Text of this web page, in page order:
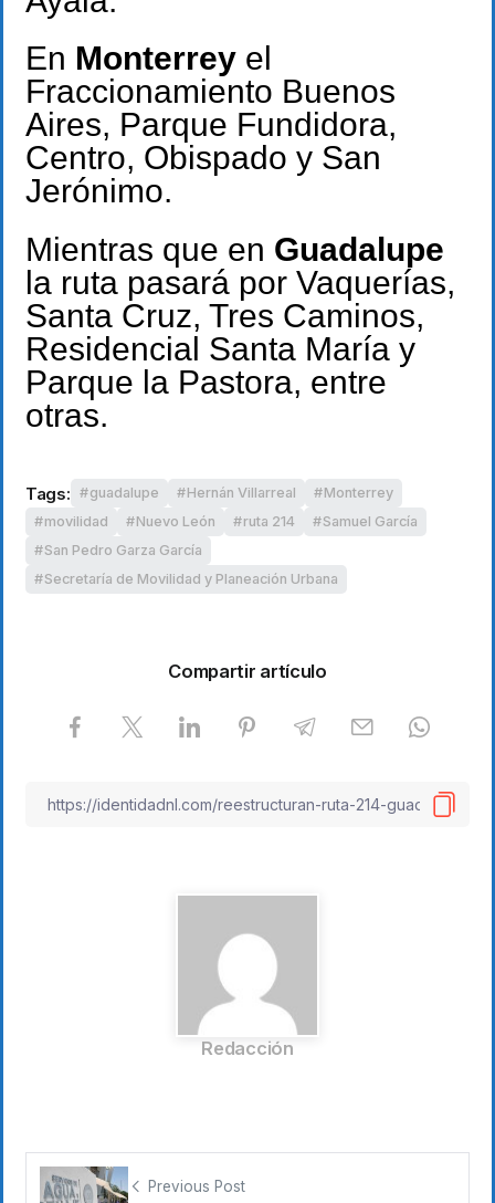
En Monterrey el
Fraccionamiento Buenos
Aires, Parque Fundidora,
Centro, Obispado y San
Jerónimo.
Mientras que en Guadalupe
la ruta pasará por Vaquerías,
Santa Cruz, Tres Caminos,
Residencial Santa María y
Parque la Pastora, entre
otras.
Tags: guadalupe Hernán Villarreal
Monterrey
movilidad
Nuevo León ruta 214
Samuel García
San Pedro Garza García
Secretaría de Movilidad y Planeación Urbana
Compartir artículo
Redacción
Previous Post